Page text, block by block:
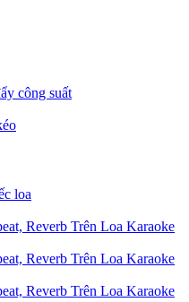
công suất
loa
Reverb Trên Loa Karaoke
Reverb Trên Loa Karaoke
Reverb Trên Loa Karaoke